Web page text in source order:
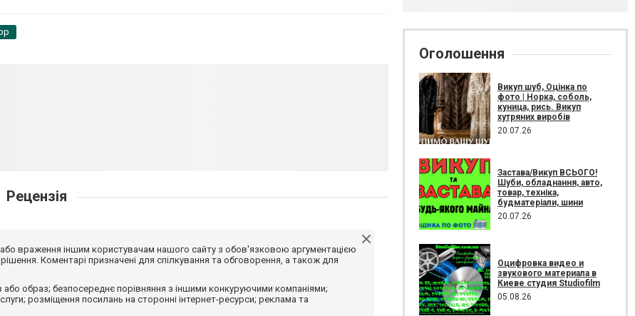
Рецензія
враження іншим користувачам нашого сайту з обов'язковою аргументацією
Коментарі призначені для спілкування та обговорення, а також для
образ; безпосереднє порівняння з іншими конкуруючими компаніями;
розміщення посилань на сторонні інтернет-ресурси; реклама та
Оголошення
Викуп шуб, Оцінка по
фото | Норка, соболь,
куница, рись. Викуп
хутряних виробів
20.07.26
Застава/Викуп ВСЬОГО!
Шуби, обладнання, авто,
товар, техніка,
будматеріали, шини
20.07.26
Оцифровка видео и
звукового материала в
Киеве студия Studiofilm
05.08.26